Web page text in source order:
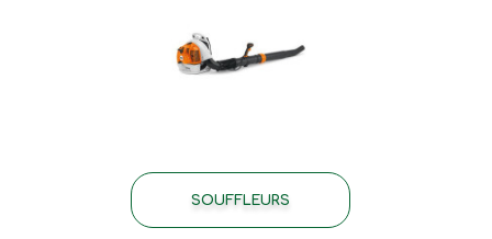
SOUFFLEURS